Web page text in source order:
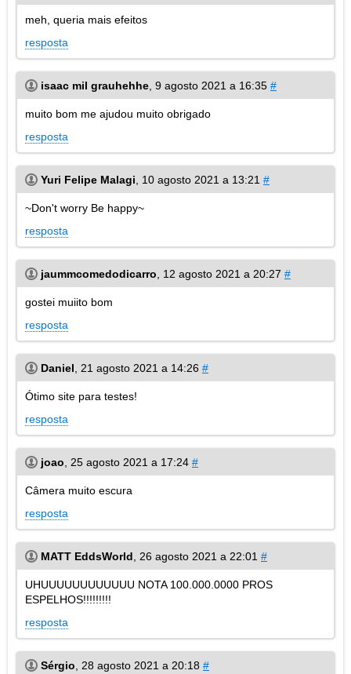
meh, queria mais efeitos
resposta
isaac mil grauhehhe 9 agosto 2021 a 16:35 #
muito bom me ajudou muito obrigado
resposta
Yuri Felipe Malagi 10 agosto 2021 a 13:21 #
~Don't worry Be happy~
resposta
jaummcomedodicarro 12 agosto 2021 a 20:27 #
gostei muiito bom
resposta
Daniel 21 agosto 2021 a 14:26 #
Ótimo site para testes!
resposta
joao 25 agosto 2021 a 17:24 #
Câmera muito escura
resposta
MATT EddsWorld 26 agosto 2021 a 22:01 #
UHUUUUUUUUUUUU NOTA 100.000.0000 PROS
ESPELHOS!!!!!!!!!
resposta
Sérgio 28 agosto 2021 a 20:18 #